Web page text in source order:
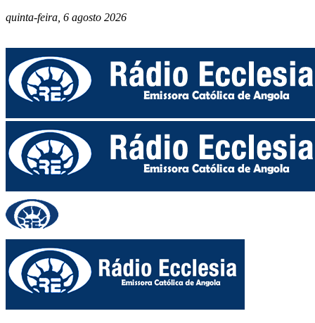
quinta-feira, 6 agosto 2026